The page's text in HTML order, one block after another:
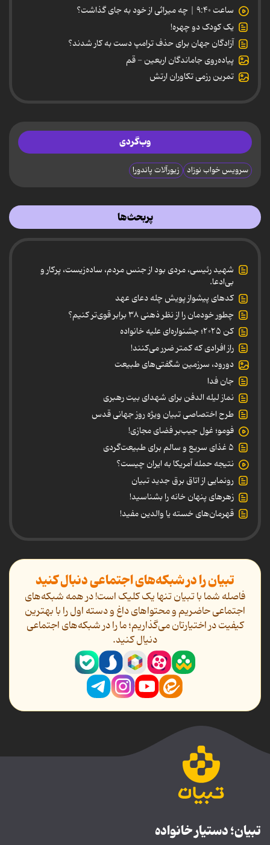
ساعت ۹:۴۰ | چه میراثی از خود به جای گذاشت؟
یک کودک دو چهره!
آزادگان جهان برای حذف ترامپ دست به کار شدند؟
پیاده‌روی جاماندگان اربعین - قم
تمرین رزمی تکاوران ارتش
وب‌گردی
سرویس خواب نوزاد زیورآلات پاندورا
پربحث‌ها
شهید رئیسی، مردی بود از جنس مردم، ساده‌زیست، پرکار و
بی‌ادعا.
کدهای پیشواز پویش چله دعای عهد
چطور خودمان را از نظر ذهنی ۳۸ برابر قوی‌تر کنیم؟
کن ۲۰۲۵؛ جشنواره‌ای علیه خانواده
راز افرادی که کمتر ضرر می‌کنند!
دورود، سرزمین شگفتی‌های طبیعت
جان فدا
نماز لیله الدفن برای شهدای بیت رهبری
طرح اختصاصی تبیان ویژه روز جهانی قدس
فومو؛ غول جیب‌بر فضای مجازی!
۵ غذای سریع و سالم برای طبیعت‌گردی
نتیجه حمله آمریکا به ایران چیست؟
رونمایی از اتاق برق جدید تبیان
زهرهای پنهان خانه را بشناسید!
قهرمان‌های خسته یا والدین مفید!
تبیان را در شبکه‌های اجتماعی دنبال کنید
فاصله شما با تبیان تنها یک کلیک است! در همه شبکه‌های
اجتماعی حاضریم و محتواهای داغ و دسته اول را با بهترین
کیفیت در اختیارتان می‌گذاریم؛ ما را در شبکه‌های اجتماعی
دنیال کنید.
تبیان؛ دستیار خانواده